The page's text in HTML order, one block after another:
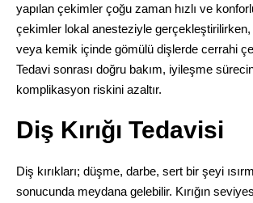
yapılan çekimler çoğu zaman hızlı ve
çekimler lokal anesteziyle gerçekleştirilirken,
veya kemik içinde gömülü dişlerde cerrahi
Tedavi sonrası doğru bakım, iyileşme
komplikasyon riskini azaltır.
Diş Kırığı Tedavisi
Diş kırıkları; düşme, darbe, sert bir şeyi
sonucunda meydana gelebilir. Kırığın